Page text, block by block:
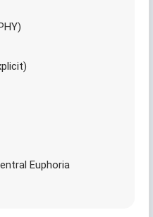
Euphoria